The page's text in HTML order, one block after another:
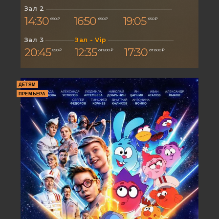
Зал 2
14:30 650 ₽ 16:50 650 ₽ 19:05 650 ₽
Зал 3
20:45 650 ₽
Зал - Vip
12:35 от 600 ₽ 17:30 от 800 ₽
ДЕТЯМ
ПРЕМЬЕРА